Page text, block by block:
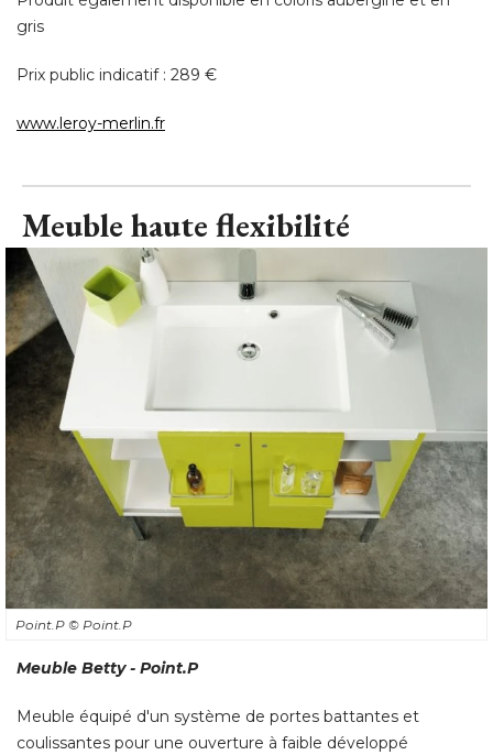
gris
Prix public indicatif : 289 €
www.leroy-merlin.fr
Meuble haute flexibilité
Point.P © Point.P
Meuble Betty - Point.P
Meuble équipé d'un système de portes battantes et
coulissantes pour une ouverture à faible développé